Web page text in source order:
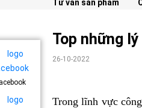
Tư vấn sản phẩm
Top những
26-10-2022
Trong lĩnh vực